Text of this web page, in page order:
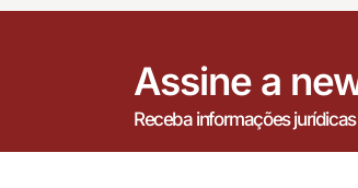
Assine a
Receba informações